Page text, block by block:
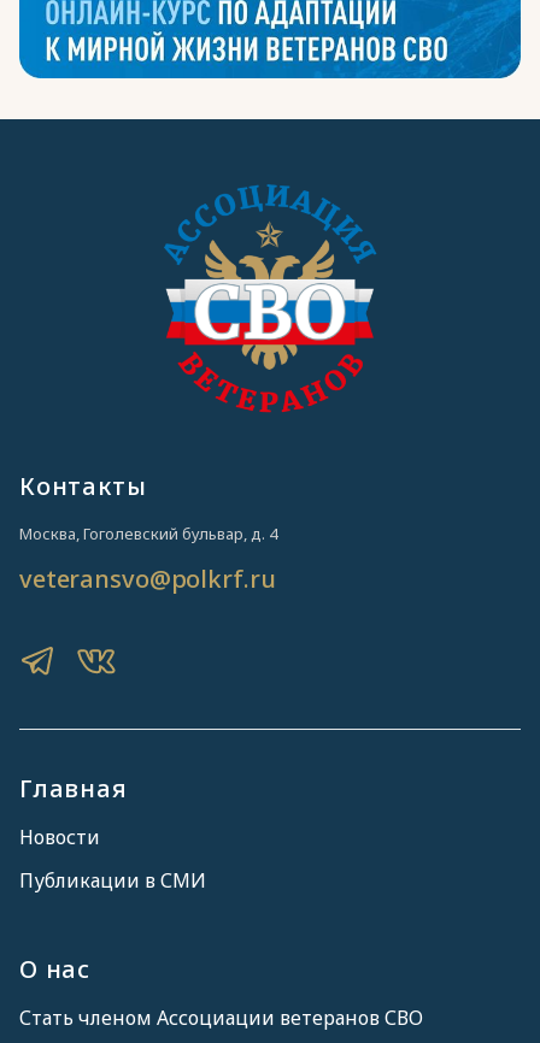
Главная
Новости
Публикации в СМИ
О нас
Стать членом Ассоциации ветеранов СВО
Контакты
Москва, Гоголевский бульвар, д. 4
veteransvo@polkrf.ru